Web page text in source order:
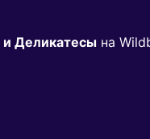
Деликатесы на